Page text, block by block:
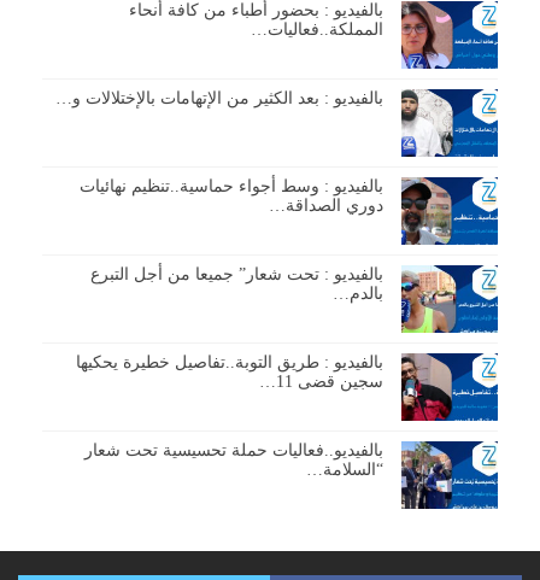
بالفيديو : بحضور أطباء من كافة أنحاء
المملكة..فعاليات…
بالفيديو : بعد الكثير من الإتهامات بالإختلالات و…
بالفيديو : وسط أجواء حماسية..تنظيم نهائيات
دوري الصداقة…
بالفيديو : تحت شعار” جميعا من أجل التبرع
بالدم…
بالفيديو : طريق التوبة..تفاصيل خطيرة يحكيها
سجين قضى 11…
بالفيديو..فعاليات حملة تحسيسية تحت شعار
“السلامة…